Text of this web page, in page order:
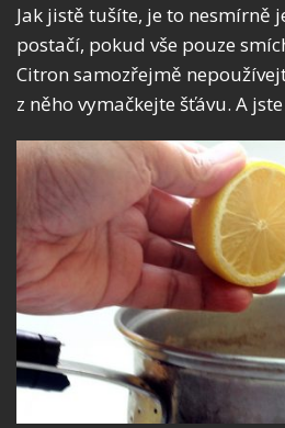
Jak jistě tušíte, je to nesmírně
postačí, pokud vše pouze
Citron samozřejmě
z něho vymačkejte šťávu. A